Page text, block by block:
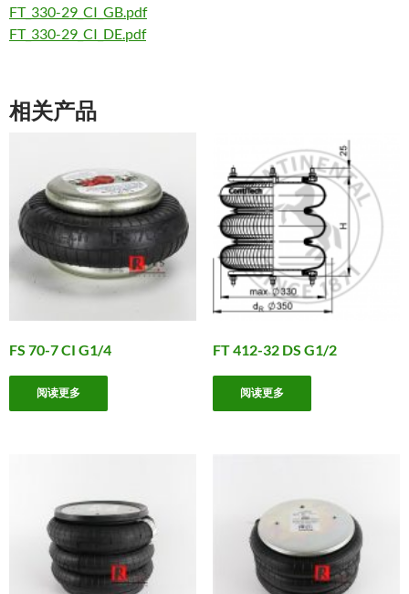
FT_330-29_CI_GB.pdf
FT_330-29_CI_DE.pdf
相关产品
FS 70-7 CI G1/4
阅读更多
FT 412-32 DS G1/2
阅读更多